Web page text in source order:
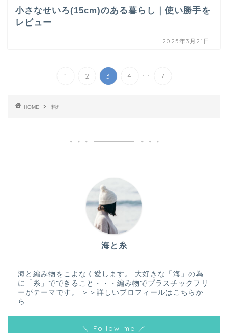
小さなせいろ(15cm)のある暮らし｜使い勝手を
レビュー
2025年3月21日
1 2 3 4 ... 7
HOME 料理
海と糸
海と編み物をこよなく愛します。 大好きな「海」の為
に「糸」でできること・・・編み物でプラスチックフリ
ーがテーマです。
＞＞詳しいプロフィールはこちらか
ら
＼ Follow me ／